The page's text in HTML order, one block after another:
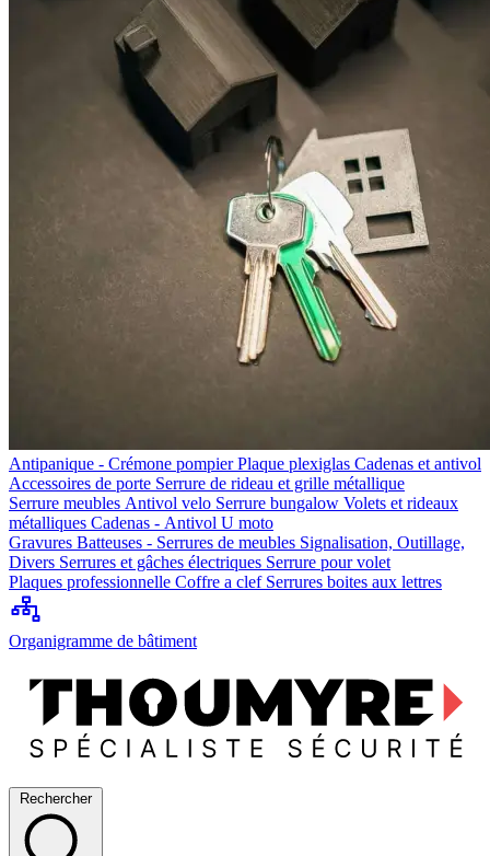
Antipanique - Crémone pompierPlaque plexiglas Cadenas et antivol
Accessoires de porte Serrure de rideau et grille métallique
Serrure meubles Antivol velo Serrure bungalow Volets et rideaux
métalliques Cadenas - Antivol U moto
Gravures Batteuses - Serrures de meubles Signalisation, Outillage,
Divers Serrures et gâches électriques Serrure pour volet
Plaques professionnelle Coffre a clef Serrures boites aux lettres
Organigramme de bâtiment
Rechercher